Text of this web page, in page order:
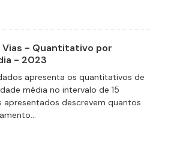
Vias - Quantitativo por
- 2023
apresenta os quantitativos de
média no intervalo de 15
apresentados descrevem quantos